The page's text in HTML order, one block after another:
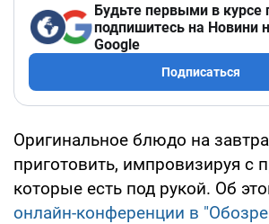
Будьте первыми в курсе
подпишитесь на Новини
Google
Подписаться
Оригинальное блюдо на
приготовить, импровизируя с
которые есть под рукой. Об
онлайн-конференции в